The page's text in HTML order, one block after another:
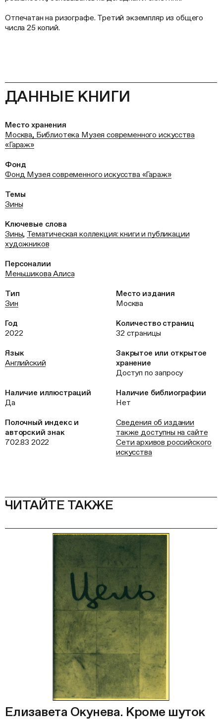
Отпечатан на ризографе. Третий экземпляр из общего
числа 25 копий.
ДАННЫЕ КНИГИ
Место хранения
Москва, Библиотека Музея современного искусства
«Гараж»
Фонд
Фонд Музея современного искусства «Гараж»
Темы
Зины
Ключевые слова
Зины, Тематическая коллекция: книги и публикации
художников
Персоналии
Меньшикова Алиса
Тип
Зин
Место издания
Москва
Год
2022
Количество страниц
32 страницы
Язык
Английский
Закрытое или открытое
хранение
Доступ по запросу
Наличие иллюстраций
Да
Наличие библиографии
Нет
Полочный индекс и
авторский знак
702.83 2022
Сведения об издании
также доступны на сайте
Сети архивов российского
искусства
ЧИТАЙТЕ ТАКЖЕ
Елизавета Окунева. Кроме шуток